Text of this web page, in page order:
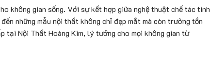
không gian sống. Với sự kết hợp giữa nghệ thuật chế tác tinh
những mẫu nội thất không chỉ đẹp mắt mà còn trường tồn
tại Nội Thất Hoàng Kim, lý tưởng cho mọi không gian từ